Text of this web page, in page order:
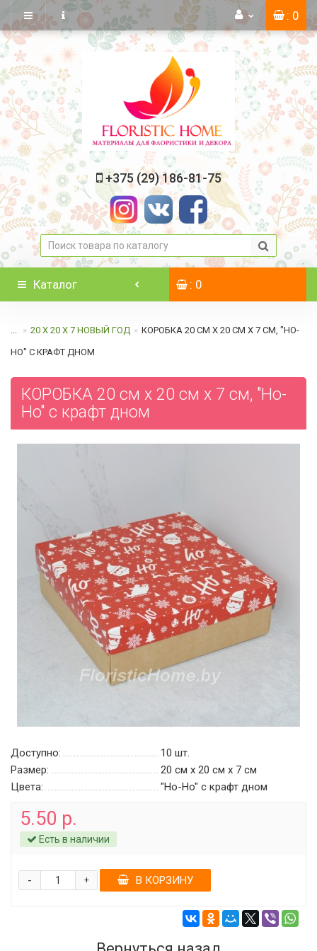
: 0
+375 (29) 186-81-75
Каталог : 0
... 20 Х 20 Х 7 НОВЫЙ ГОД КОРОБКА 20 СМ Х 20 СМ Х 7 СМ, "HO-
HO" C КРАФТ ДНОМ
КОРОБКА 20 см х 20 см х 7 см, "Ho-
Ho" c крафт дном
Доступно: 10 шт.
Размер:
20 см х 20 см х 7 см
Цвета:
"Ho-Ho" c крафт дном
5.50 р.
Есть в наличии
+
- В КОРЗИНУ